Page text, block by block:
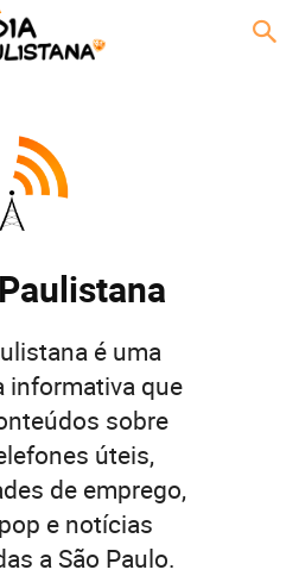
é uma
informativa que
sobre
úteis,
de emprego,
e notícias
a São Paulo.